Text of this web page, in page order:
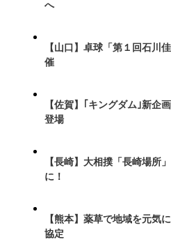
へ
【山口】卓球「第１回石川
催
【佐賀】｢キングダム｣新
登場
【長崎】大相撲「長崎場所
に！
【熊本】薬草で地域を元気
協定